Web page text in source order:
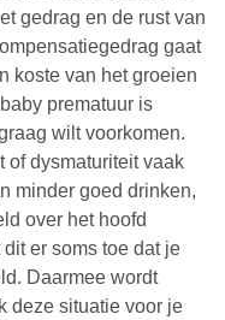
gedrag en de rust van
gaat
koste van het groeien
prematuur is
wilt voorkomen.
of dysmaturiteit vaak
minder goed drinken,
over het hoofd
er soms toe dat je
Daarmee wordt
deze situatie voor je